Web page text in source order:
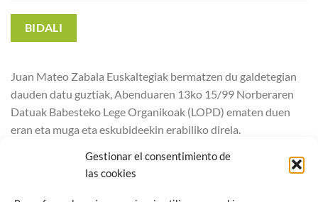
Gestionar el consentimiento de
las cookies
Juan Mateo Zabala Euskaltegiak bermatzen du galdetegian
dauden datu guztiak, Abenduaren 13ko 15/99 Norberaren
Datuak Babesteko Lege Organikoak (LOPD) ematen duen
eran eta muga eta eskubideekin erabiliko direla.